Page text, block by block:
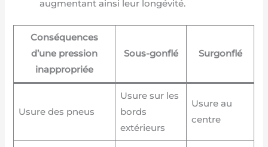
augmentant ainsi leur longévité.
Conséquences
d’une pression
inappropriée
Sous-gonflé Surgonflé
Usure des pneus
Usure sur les
bords
extérieurs
Usure au
centre